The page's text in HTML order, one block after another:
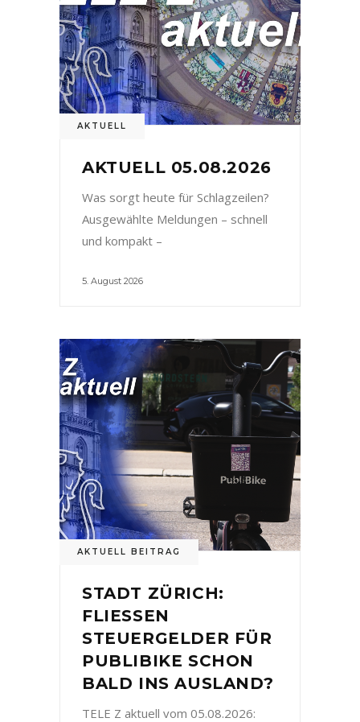
AKTUELL
AKTUELL 05.08.2026
Was sorgt heute für Schlagzeilen?
Ausgewählte Meldungen – schnell
und kompakt –
5. August 2026
AKTUELL BEITRAG
STADT ZÜRICH:
FLIESSEN
STEUERGELDER FÜR
PUBLIBIKE SCHON
BALD INS AUSLAND?
TELE Z aktuell vom 05.08.2026: